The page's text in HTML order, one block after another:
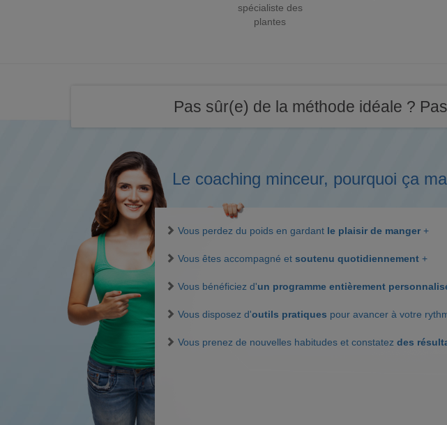
spécialiste des
plantes
Pas sûr(e) de la méthode idéale ?
Le coaching minceur, pourquoi ça
Vous perdez du poids en gardant le plaisir de manger +
Vous êtes accompagné et soutenu quotidiennement +
Vous bénéficiez d'un programme entièrement
Vous disposez d'outils pratiques pour avancer à votre
Vous prenez de nouvelles habitudes et constatez des